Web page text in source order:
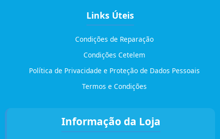
Links Úteis
Condições de Reparação
Condições Cetelem
Política de Privacidade e Proteção de Dados Pessoais
Termos e Condições
Informação da Loja